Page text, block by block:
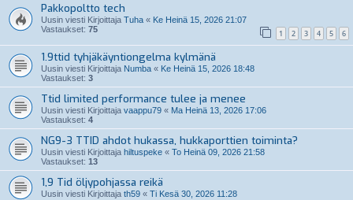
Pakkopoltto tech
Uusin viesti Kirjoittaja Tuha « Ke Heinä 15, 2026 21:07
Vastaukset: 75 1 2 3 4 5 6
1.9ttid tyhjäkäyntiongelma kylmänä
Uusin viesti Kirjoittaja Numba « Ke Heinä 15, 2026 18:48
Vastaukset: 3
Ttid limited performance tulee ja menee
Uusin viesti Kirjoittaja vaappu79 « Ma Heinä 13, 2026 17:06
Vastaukset: 4
NG9-3 TTID ahdot hukassa, hukkaporttien toiminta?
Uusin viesti Kirjoittaja hiltuspeke « To Heinä 09, 2026 21:58
Vastaukset: 13
1,9 Tid öljypohjassa reikä
Uusin viesti Kirjoittaja th59 « Ti Kesä 30, 2026 11:28